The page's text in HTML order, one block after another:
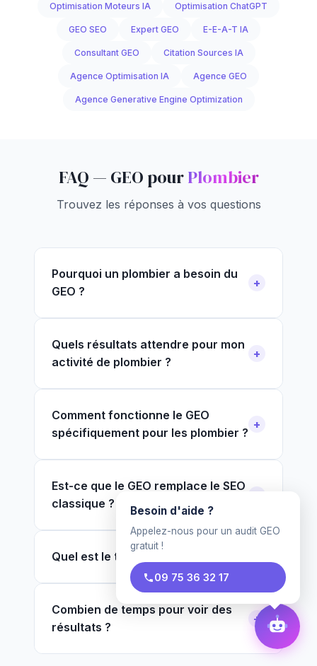
Optimisation Moteurs IA Optimisation ChatGPT
GEO SEO Expert GEO E-E-A-T IA
Consultant GEO Citation Sources IA
Agence Optimisation IA Agence GEO
Agence Generative Engine Optimization
FAQ — GEO pourPlombier
Trouvez les réponses à vos questions
Pourquoi un plombier a besoin du
GEO ?
Quels résultats attendre pour mon
activité de plombier ?
Comment fonctionne le GEO
spécifiquement pour les plombier ?
Est-ce que le GEO remplace le SEO
classique ?
Quel est le tarif pour un plombier ?
Combien de temps pour voir des
résultats ?
Besoin d'aide ?
Appelez-nous pour un audit GEO
gratuit !
09 75 36 32 17